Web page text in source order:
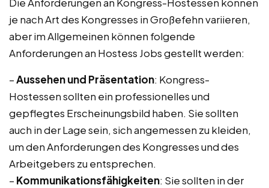
je nach Art des Kongresses in Großefehn variieren,
aber im Allgemeinen können folgende
Anforderungen an Hostess Jobs gestellt werden:
–Aussehen und Präsentation: Kongress-
Hostessen sollten ein professionelles und
gepflegtes Erscheinungsbild haben. Sie sollten
auch in der Lage sein, sich angemessen zu kleiden,
um den Anforderungen des Kongresses und des
Arbeitgebers zu entsprechen.
– Kommunikationsfähigkeiten: Sie sollten in der